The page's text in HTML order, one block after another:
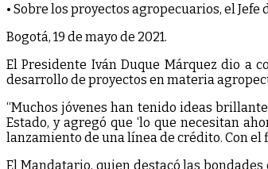
• Sobre los proyectos agropecuarios, el
Bogotá, 19 de mayo de 2021.
El Presidente Iván Duque Márquez dio a
desarrollo de proyectos en materia
“Muchos jóvenes han tenido ideas
Estado, y agregó que ‘lo que necesitan
lanzamiento de una línea de crédito. Con
El Mandatario, quien destacó las